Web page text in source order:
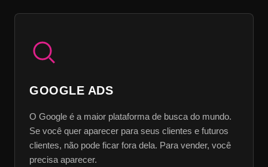
GOOGLE ADS
O Google é a maior plataforma de busca do mundo.
Se você quer aparecer para seus clientes e futuros
clientes, não pode ficar fora dela. Para vender, você
precisa aparecer.